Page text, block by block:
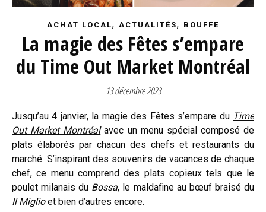
ACHAT LOCAL, ACTUALITÉS, BOUFFE
La magie des Fêtes s’empare
du Time Out Market Montréal
13 décembre 2023
Jusqu’au 4 janvier, la magie des Fêtes s’empare du Time
Out Market Montréalavec un menu spécial composé de
plats élaborés par chacun des chefs et restaurants du
marché. S’inspirant des souvenirs de vacances de chaque
chef, ce menu comprend des plats copieux tels que le
poulet milanais du Bossa, le maldafine au bœuf braisé du
Il Miglioet bien d’autres encore.